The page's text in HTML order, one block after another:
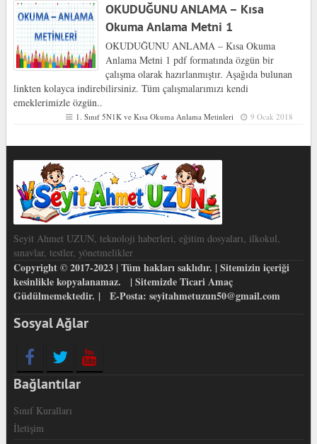
OKUDUĞUNU ANLAMA – Kısa
Okuma Anlama Metni 1
OKUDUĞUNU ANLAMA – Kısa Okuma
Anlama Metni 1 pdf formatında özgün bir
çalışma olarak hazırlanmıştır. Aşağıda bulunan
linkten kolayca indirebilirsiniz. Tüm çalışmalarımızı kendi
emeklerimizle özgün..
1. Sınıf 5N1K ve Kısa Okuma Anlama Metinleri 9 Ocak 2018
Seyit Ahmet UZUN, teknoloji haberleri, eğitim dosyaları, ilkokul,
sınavlar, testler, yönetmelikler
Copyright © 2017-2023 | Tüm hakları saklıdır. | Sitemizin içeriği
kesinlikle kopyalanamaz. | Sitemizde Ticari Amaç
Güdülmemektedir. | E-Posta: seyitahmetuzun50@gmail.com
Sosyal Ağlar
Bağlantılar
Sınıf Kuralları
İletişim